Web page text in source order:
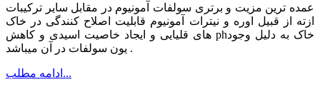
عمده ترین مزیت و برتری سولفات آمونیوم در مقابل سایر ترکیبات
ازته از قبیل اوره و نیترات آمونیوم قابلیت اصلاح کنندگی در خاک
های قلیایی و ایجاد خاصیت اسیدی و کاهش phخاک به دلیل وجود
یون سولفات در آن میباشد .
ادامه مطلب...